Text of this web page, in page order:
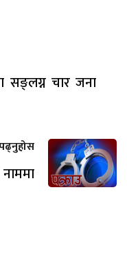
सङ्लग्न चार जना